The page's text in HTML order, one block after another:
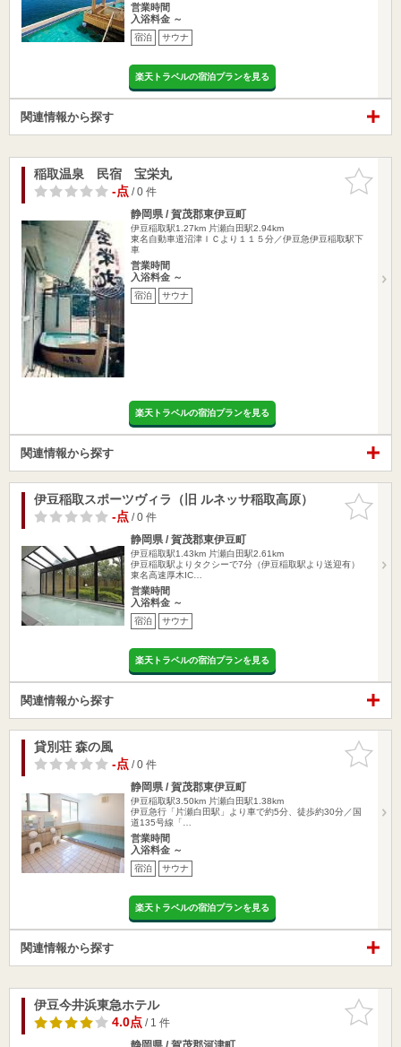
営業時間
入浴料金 ～
宿泊 サウナ
楽天トラベルの宿泊プランを見る
関連情報から探す
お気に入
りに追加
稲取温泉 民宿 宝栄丸
-点/ 0 件
静岡県 / 賀茂郡東伊豆町
伊豆稲取駅1.27km 片瀬白田駅2.94km
東名自動車道沼津ＩＣより１１５分／伊豆急伊豆稲取駅下
車
営業時間
入浴料金 ～
宿泊 サウナ
楽天トラベルの宿泊プランを見る
関連情報から探す
お気に入
りに追加
伊豆稲取スポーツヴィラ（旧 ルネッサ稲取高原）
-点/ 0 件
静岡県 / 賀茂郡東伊豆町
伊豆稲取駅1.43km 片瀬白田駅2.61km
伊豆稲取駅よりタクシーで7分（伊豆稲取駅より送迎有）
東名高速厚木IC…
営業時間
入浴料金 ～
宿泊 サウナ
楽天トラベルの宿泊プランを見る
関連情報から探す
お気に入
りに追加
貸別荘 森の風
-点/ 0 件
静岡県 / 賀茂郡東伊豆町
伊豆稲取駅3.50km 片瀬白田駅1.38km
伊豆急行「片瀬白田駅」より車で約5分、徒歩約30分／国
道135号線「…
営業時間
入浴料金 ～
宿泊 サウナ
楽天トラベルの宿泊プランを見る
関連情報から探す
お気に入
りに追加
伊豆今井浜東急ホテル
4.0点/ 1 件